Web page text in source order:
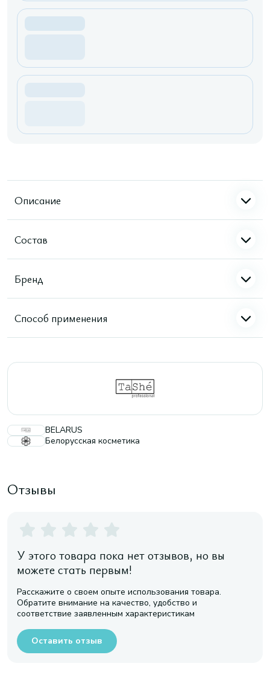
Описание
Состав
Бренд
Способ применения
BELARUS
Белорусская косметика
Отзывы
У этого товара пока нет отзывов, но вы
можете стать первым!
Расскажите о своем опыте использования товара.
Обратите внимание на качество, удобство и
соответствие заявленным характеристикам
Оставить отзыв